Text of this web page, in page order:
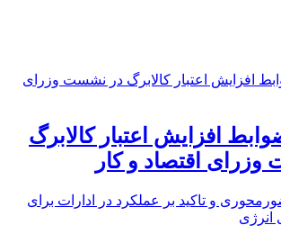
افزایش اعتبار کالابرگ
اقتصاد و کار